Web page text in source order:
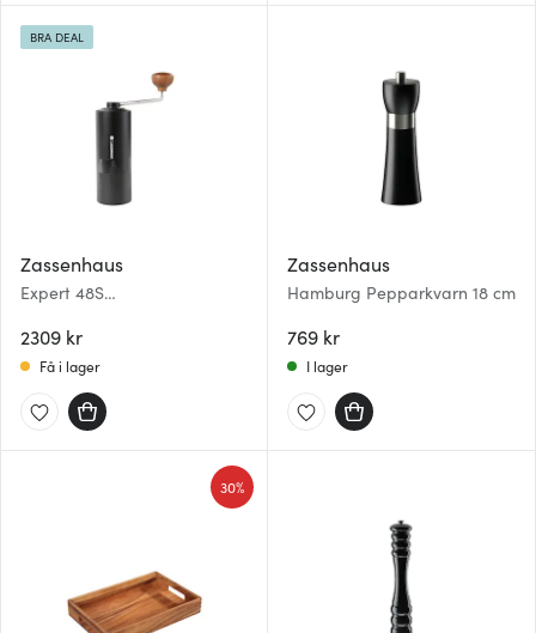
Zassenhaus
Expert 48S
svart
2309 kr
BRA DEAL
Få i lager
Zassenhaus
Hamburg Pepparkvarn 18 cm
769 kr
I lager
30%